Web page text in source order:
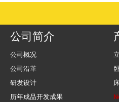
公司简介
公司概况
公司沿革
研发设计
历年成品开发成果